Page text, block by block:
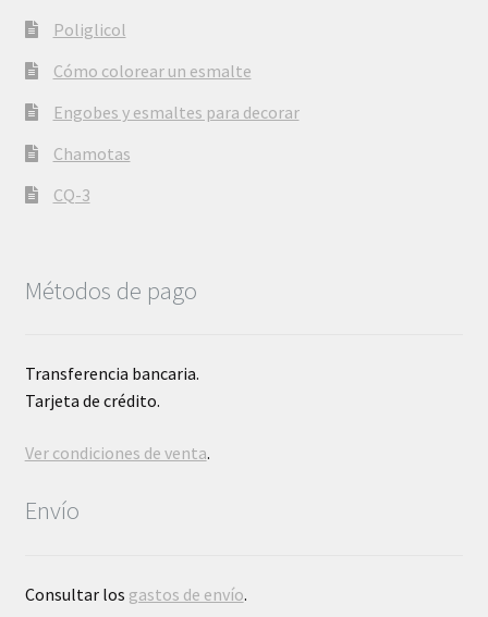
Poliglicol
Cómo colorear un esmalte
Engobes y esmaltes para decorar
Chamotas
CQ-3
Métodos de pago
Transferencia bancaria.
Tarjeta de crédito.
Ver condiciones de venta.
Envío
Consultar los gastos de envío.